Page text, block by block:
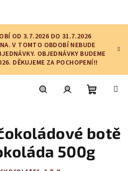
OD 3.7.2026 DO 31.7.2026
V TOMTO OBDOBÍ NEBUDE
OBJEDNÁVKY BUDEME
DĚKUJEME ZA POCHOPENÍ!!
košík
botě
500g